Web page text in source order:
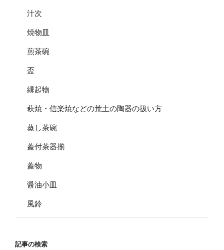
汁次
焼物皿
煎茶碗
盃
縁起物
萩焼・信楽焼などの荒土の陶器の扱い方
蒸し茶碗
蓋付茶器揃
蓋物
醤油小皿
風鈴
記事の検索